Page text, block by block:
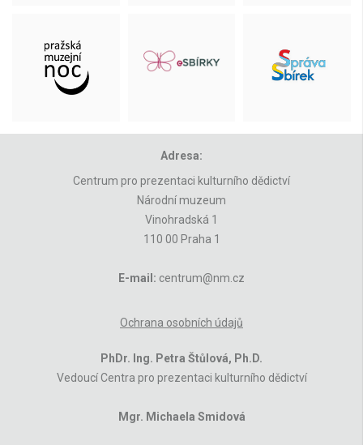
Adresa:
Centrum pro prezentaci kulturního dědictví
Národní muzeum
Vinohradská 1
110 00 Praha 1
E-mail: centrum@nm.cz
Ochrana osobních údajů
PhDr. Ing. Petra Štůlová, Ph.D.
Vedoucí Centra pro prezentaci kulturního dědictví
Mgr. Michaela Smidová